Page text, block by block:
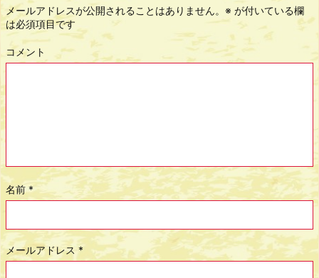
メールアドレスが公開されることはありません。 ※ が付いている欄
は必須項目です
コメント
名前 *
メールアドレス *